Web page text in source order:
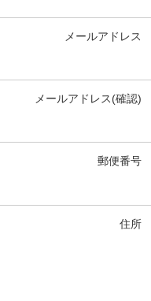
メールアドレス
メールアドレス(確認)
郵便番号
住所